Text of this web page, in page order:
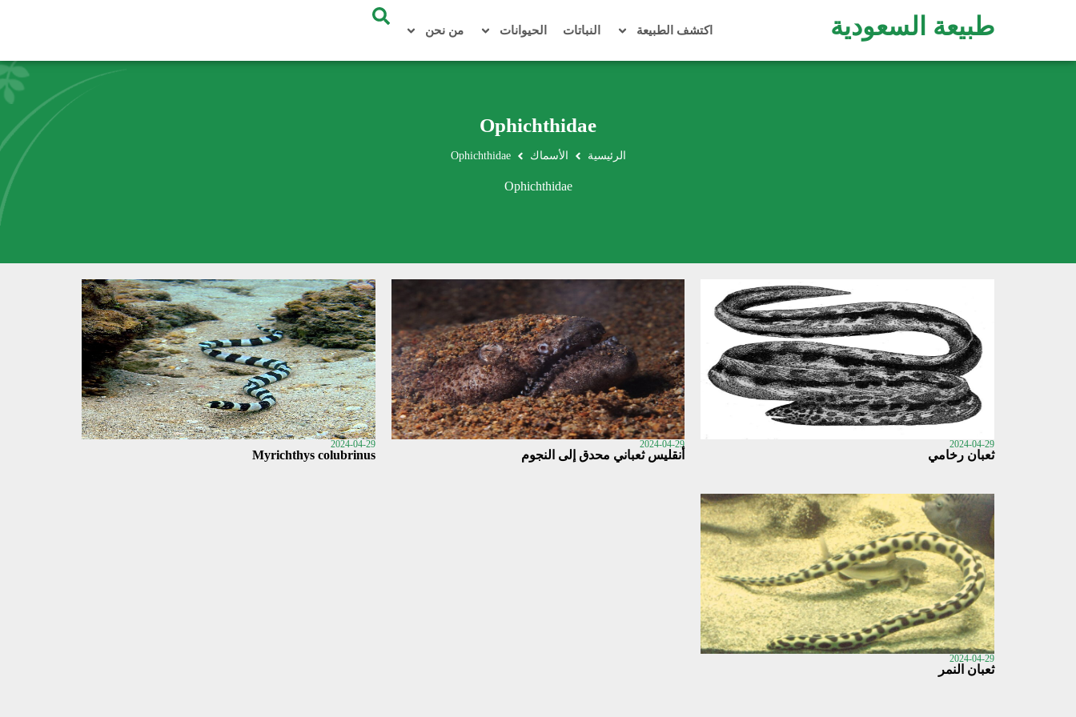
طبيعة السعودية اكتشف الطبيعة النباتات الحيوانات من نحن
Ophichthidae
الرئيسية الأسماك Ophichthidae
Ophichthidae
2024-04-29
ثعبان رخامي
2024-04-29
أنقليس ثعباني محدق إلى النجوم
2024-04-29
Myrichthys colubrinus
2024-04-29
ثعبان النمر